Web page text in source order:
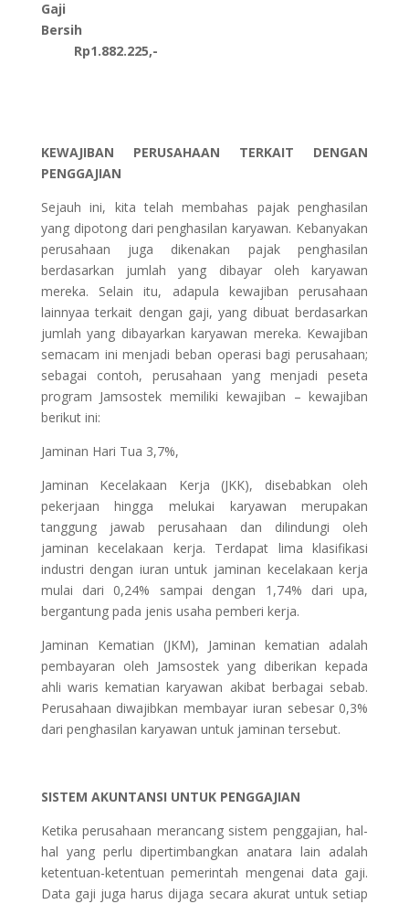
Gaji
Bersih
Rp1.882.225,-
KEWAJIBAN PERUSAHAAN TERKAIT DENGAN
PENGGAJIAN
Sejauh ini, kita telah membahas pajak penghasilan
yang dipotong dari penghasilan karyawan. Kebanyakan
perusahaan juga dikenakan pajak penghasilan
berdasarkan jumlah yang dibayar oleh karyawan
mereka. Selain itu, adapula kewajiban perusahaan
lainnyaa terkait dengan gaji, yang dibuat berdasarkan
jumlah yang dibayarkan karyawan mereka. Kewajiban
semacam ini menjadi beban operasi bagi perusahaan;
sebagai contoh, perusahaan yang menjadi peseta
program Jamsostek memiliki kewajiban – kewajiban
berikut ini:
Jaminan Hari Tua 3,7%,
Jaminan Kecelakaan Kerja (JKK), disebabkan oleh
pekerjaan hingga melukai karyawan merupakan
tanggung jawab perusahaan dan dilindungi oleh
jaminan kecelakaan kerja. Terdapat lima klasifikasi
industri dengan iuran untuk jaminan kecelakaan kerja
mulai dari 0,24% sampai dengan 1,74% dari upa,
bergantung pada jenis usaha pemberi kerja.
Jaminan Kematian (JKM), Jaminan kematian adalah
pembayaran oleh Jamsostek yang diberikan kepada
ahli waris kematian karyawan akibat berbagai sebab.
Perusahaan diwajibkan membayar iuran sebesar 0,3%
dari penghasilan karyawan untuk jaminan tersebut.
SISTEM AKUNTANSI UNTUK PENGGAJIAN
Ketika perusahaan merancang sistem penggajian, hal-
hal yang perlu dipertimbangkan anatara lain adalah
ketentuan-ketentuan pemerintah mengenai data gaji.
Data gaji juga harus dijaga secara akurat untuk setiap